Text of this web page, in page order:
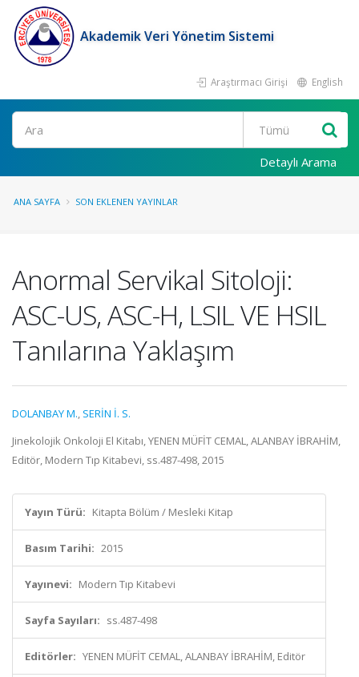
Akademik Veri Yönetim Sistemi
Araştırmacı Girişi English
Ara
Detaylı Arama
ANA SAYFA SON EKLENEN YAYINLAR
Anormal Servikal Sitoloji:
ASC-US, ASC-H, LSIL VE HSIL
Tanılarına Yaklaşım
DOLANBAY M., SERİN İ. S.
Jinekolojik Onkoloji El Kitabı, YENEN MÜFİT CEMAL, ALANBAY İBRAHİM,
Editör, Modern Tıp Kitabevi, ss.487-498, 2015
Yayın Türü: Kitapta Bölüm / Mesleki Kitap
Basım Tarihi: 2015
Yayınevi: Modern Tıp Kitabevi
Sayfa Sayıları: ss.487-498
Editörler: YENEN MÜFİT CEMAL, ALANBAY İBRAHİM, Editör